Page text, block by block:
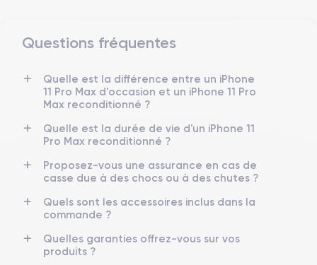
Dimensions et poids iPhone 11 Pro Max
Date de sortie
10/09/2019
Système exploitation
iOS (iOS 26)
Dimensions
158×77.8×8.1 mm
Poids
226 g
Écran
OLED 6.5 pouces
Résolution écran
2688 x 1242 pixels
Nom de la puce
Questions fréquentes
Quelle est la différence entre un iPhone
11 Pro Max d'occasion et un iPhone 11 Pro
Max reconditionné ?
Quelle est la durée de vie d'un iPhone 11
Pro Max reconditionné ?
Proposez-vous une assurance en cas de
casse due à des chocs ou à des chutes ?
Quels sont les accessoires inclus dans la
commande ?
Quelles garanties offrez-vous sur vos
produits ?